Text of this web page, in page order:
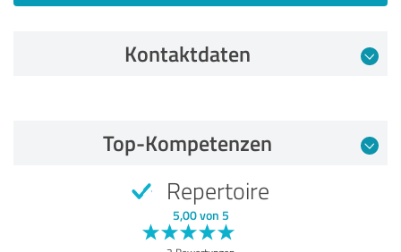
Kontaktdaten
Empfehlung
Top-Kompetenzen
Repertoire
5,00 von 5